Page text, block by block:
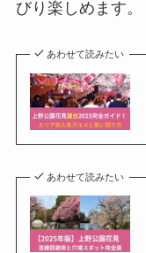
びり楽しめます。
あわせて読みたい
あわせて読みたい